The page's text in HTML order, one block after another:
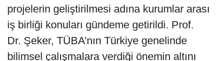
projelerin geliştirilmesi adına kurumlar arası
iş birliği konuları gündeme getirildi. Prof.
Dr. Şeker, TÜBA’nın Türkiye genelinde
bilimsel çalışmalara verdiği önemin altını